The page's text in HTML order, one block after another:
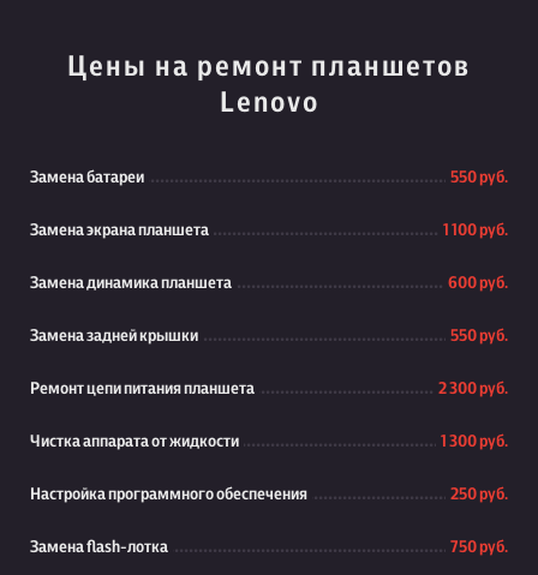
Цены на ремонт планшетов
Lenovo
Замена батареи 550 руб.
Замена экрана планшета 1 100 руб.
Замена динамика планшета 600 руб.
Замена задней крышки 550 руб.
Ремонт цепи питания планшета 2 300 руб.
Чистка аппарата от жидкости 1 300 руб.
Настройка программного обеспечения 250 руб.
Замена flash-лотка 750 руб.